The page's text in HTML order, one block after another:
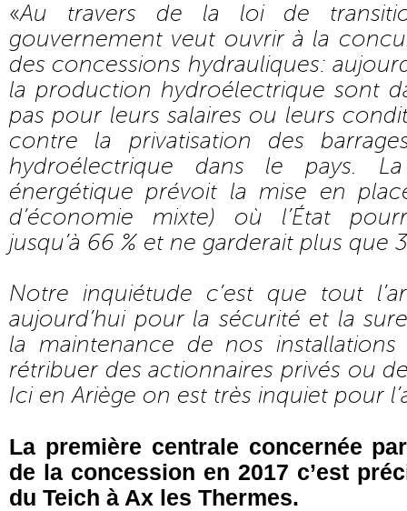
«Au travers de la loi de
gouvernement veut ouvrir à la
des concessions hydrauliques:
la production hydroélectrique sont
pas pour leurs salaires ou leurs
contre la privatisation des
hydroélectrique dans le pays.
énergétique prévoit la mise en
d’économie mixte) où l’État
jusqu’à 66 % et ne garderait plus que
Notre inquiétude c’est que tout
aujourd’hui pour la sécurité et la
la maintenance de nos installations
rétribuer des actionnaires privés ou
Ici en Ariège on est très inquiet pour
La première centrale concernée
de la concession en 2017 c’est
du Teich à Ax les Thermes.